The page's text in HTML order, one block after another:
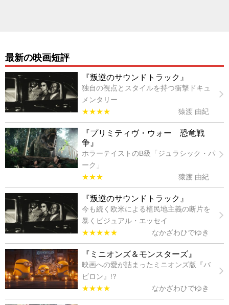
最新の映画短評
『叛逆のサウンドトラック』
独自の視点とスタイルを持つ衝撃ドキュ
メンタリー
★★★★
猿渡 由紀
『プリミティヴ・ウォー 恐竜戦
争』
ホラーテイストのB級「ジュラシック・パ
ーク」
★★★
猿渡 由紀
『叛逆のサウンドトラック』
今も続く欧米による植民地主義の断片を
暴くビジュアル・エッセイ
★★★★★
なかざわひでゆき
『ミニオンズ＆モンスターズ』
映画への愛が詰まったミニオンズ版『バ
ビロン』!?
★★★★
なかざわひでゆき